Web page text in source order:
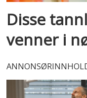
Disse
venner i